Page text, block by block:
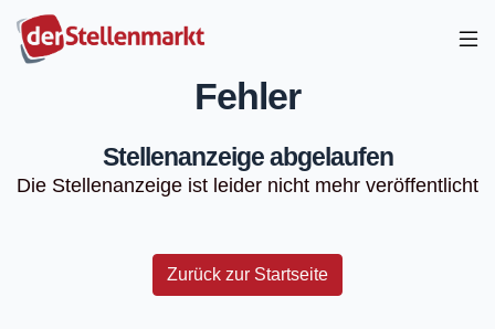
Fehler
Stellenanzeige abgelaufen
Die Stellenanzeige ist leider nicht mehr veröffentlicht
Zurück zur Startseite